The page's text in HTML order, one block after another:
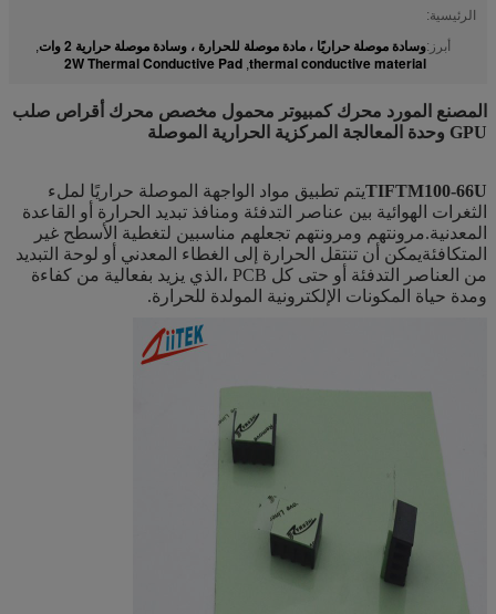
الرئيسية:
أبرز:وسادة موصلة حراريًا ، مادة موصلة للحرارة ، وسادة موصلة حرارية 2 وات ,
thermal conductive material
,
2W Thermal Conductive Pad
المصنع المورد محرك كمبيوتر محمول مخصص محرك أقراص صلب
GPU وحدة المعالجة المركزية الحرارية الموصلة
TIFTM100-66Uيتم تطبيق مواد الواجهة الموصلة حراريًا لملء
الثغرات الهوائية بين عناصر التدفئة ومنافذ تبديد الحرارة أو القاعدة
المعدنية.مرونتهم ومرونتهم تجعلهم مناسبين لتغطية الأسطح غير
المتكافئةيمكن أن تنتقل الحرارة إلى الغطاء المعدني أو لوحة التبديد
من العناصر التدفئة أو حتى كل PCB ،الذي يزيد بفعالية من كفاءة
ومدة حياة المكونات الإلكترونية المولدة للحرارة.